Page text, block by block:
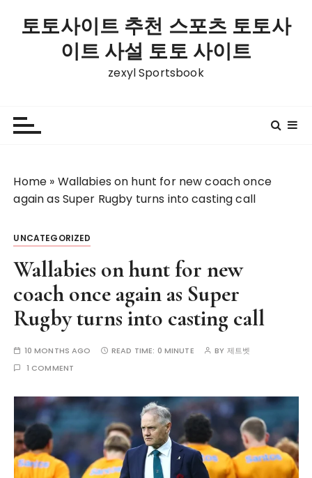
토토사이트 추천 스포츠 토토사
이트 사설 토토 사이트
zexyl Sportsbook
Home » Wallabies on hunt for new coach once
again as Super Rugby turns into casting call
UNCATEGORIZED
Wallabies on hunt for new
coach once again as Super
Rugby turns into casting call
10 MONTHS AGO READ TIME: 0 MINUTE BY 제트벳
1 COMMENT